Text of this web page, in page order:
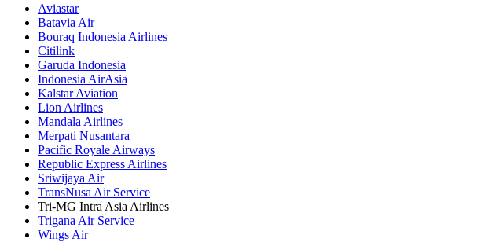
Aviastar
Batavia Air
Bouraq Indonesia Airlines
Citilink
Garuda Indonesia
Indonesia AirAsia
Kalstar Aviation
Lion Airlines
Mandala Airlines
Merpati Nusantara
Pacific Royale Airways
Republic Express Airlines
Sriwijaya Air
TransNusa Air Service
Tri-MG Intra Asia Airlines
Trigana Air Service
Wings Air